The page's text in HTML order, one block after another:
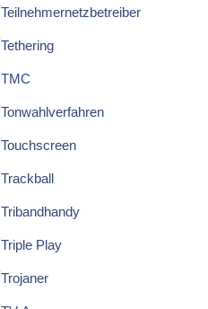
Teilnehmernetzbetreiber
Tethering
TMC
Tonwahlverfahren
Touchscreen
Trackball
Tribandhandy
Triple Play
Trojaner